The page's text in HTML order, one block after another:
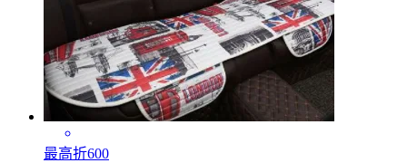
最高折600